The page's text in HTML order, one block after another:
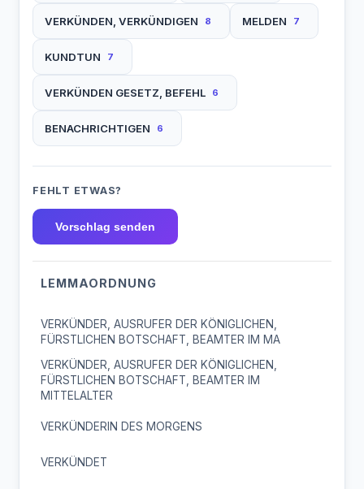
VERKÜNDEN, VERKÜNDIGEN 8 MELDEN 7
KUNDTUN 7
VERKÜNDEN GESETZ, BEFEHL 6
BENACHRICHTIGEN 6
FEHLT ETWAS?
Vorschlag senden
LEMMAORDNUNG
VERKÜNDER, AUSRUFER DER KÖNIGLICHEN,
FÜRSTLICHEN BOTSCHAFT, BEAMTER IM MA
VERKÜNDER, AUSRUFER DER KÖNIGLICHEN,
FÜRSTLICHEN BOTSCHAFT, BEAMTER IM
MITTELALTER
VERKÜNDERIN DES MORGENS
VERKÜNDET